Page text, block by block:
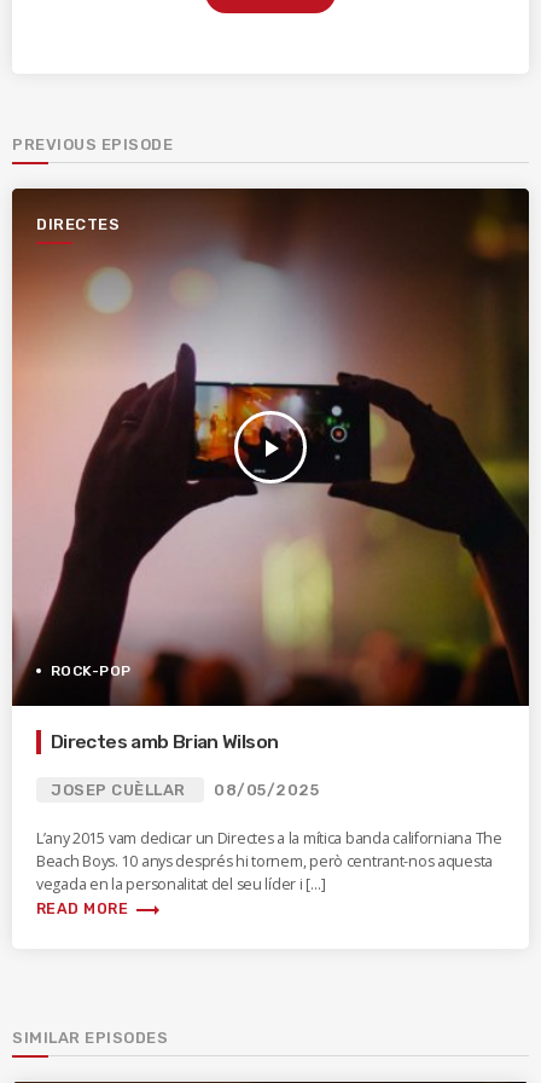
PREVIOUS EPISODE
DIRECTES
play_arrow
ROCK-POP
Directes amb Brian Wilson
JOSEP CUÈLLAR 08/05/2025
L’any 2015 vam dedicar un Directes a la mítica banda californiana The
Beach Boys. 10 anys després hi tornem, però centrant-nos aquesta
vegada en la personalitat del seu líder i […]
READ MORE trending_flat
SIMILAR EPISODES